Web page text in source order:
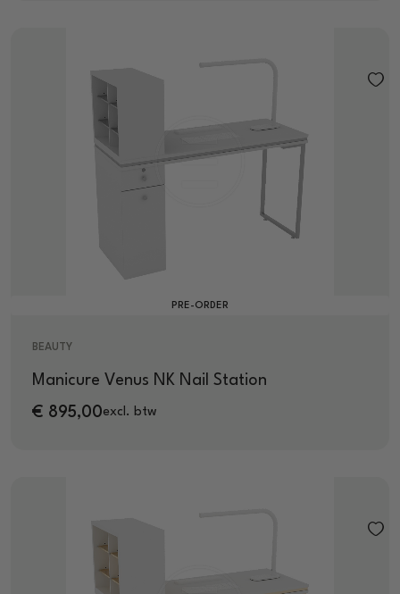
PRE-ORDER
BEAUTY
Manicure Venus NK Nail Station
€ 895,00excl. btw